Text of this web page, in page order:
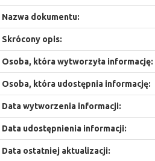
Nazwa dokumentu:
Skrócony opis:
Osoba, która wytworzyła informację:
Osoba, która udostępnia informację:
Data wytworzenia informacji:
Data udostępnienia informacji:
Data ostatniej aktualizacji: